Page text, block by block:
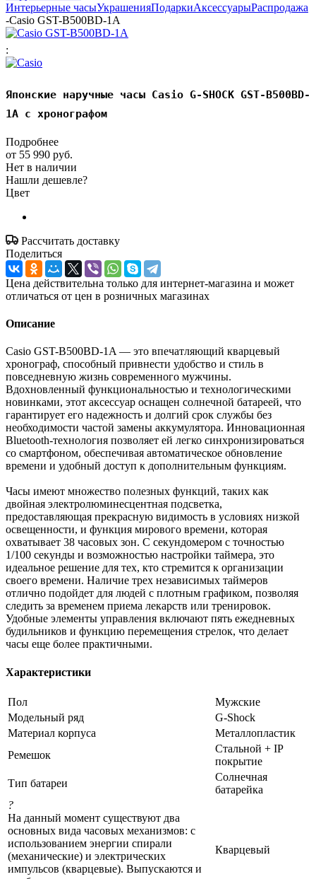
Интерьерные часыУкрашенияПодаркиАксессуарыРаспродажа
-Casio GST-B500BD-1A
:
Японские наручные часы Casio G-SHOCK GST-B500BD-
1A с хронографом
Подробнее
от 55 990 руб.
Нет в наличии
Нашли дешевле?
Цвет
Рассчитать доставку
Поделиться
Цена действительна только для интернет-магазина и может
отличаться от цен в розничных магазинах
Описание
Casio GST-B500BD-1A — это впечатляющий кварцевый
хронограф, способный привнести удобство и стиль в
повседневную жизнь современного мужчины.
Вдохновленный функциональностью и технологическими
новинками, этот аксессуар оснащен солнечной батареей, что
гарантирует его надежность и долгий срок службы без
необходимости частой замены аккумулятора. Инновационная
Bluetooth-технология позволяет ей легко синхронизироваться
со смартфоном, обеспечивая автоматическое обновление
времени и удобный доступ к дополнительным функциям.
Часы имеют множество полезных функций, таких как
двойная электролюминесцентная подсветка,
предоставляющая прекрасную видимость в условиях низкой
освещенности, и функция мирового времени, которая
охватывает 38 часовых зон. С секундомером с точностью
1/100 секунды и возможностью настройки таймера, это
идеальное решение для тех, кто стремится к организации
своего времени. Наличие трех независимых таймеров
отлично подойдет для людей с плотным графиком, позволяя
следить за временем приема лекарств или тренировок.
Удобные элементы управления включают пять ежедневных
будильников и функцию перемещения стрелок, что делает
часы еще более практичными.
Характеристики
Пол
Мужские
Модельный ряд
G-Shock
Материал корпуса
Металлопластик
Ремешок
Стальной + IP
покрытие
Тип батареи
Солнечная
батарейка
?
На данный момент существуют два
основных вида часовых механизмов: с
использованием энергии спирали
(механические) и электрических
импульсов (кварцевые). Выпускаются и
Кварцевый